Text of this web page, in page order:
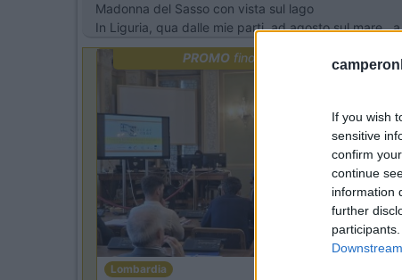
If you wish
sensitive
confirm
continue
information
further
Madonna del Sasso con vista sul lago
In Liguria, qua dalle mie parti, ad agosto sul mare..
PROMOfino al 18/08/26
Lombardia